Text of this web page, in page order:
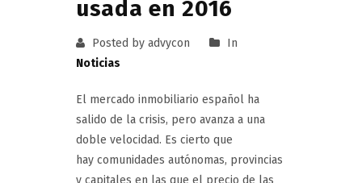
usada en 2016
Posted by advycon
In
Noticias
El mercado inmobiliario español ha
salido de la crisis, pero avanza a una
doble velocidad. Es cierto que
hay comunidades autónomas, provincias